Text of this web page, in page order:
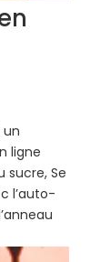
ligne
sucre, Se
l’auto-